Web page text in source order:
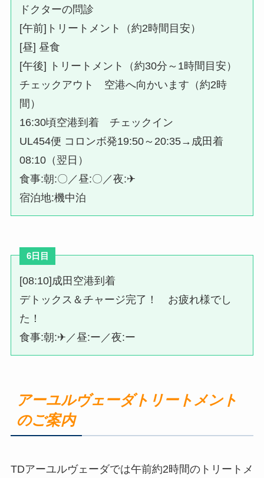
ドクターの問診
[午前]トリートメント（約2時間目安）
[昼] 昼食
[午後] トリートメント（約30分～1時間目安）
チェックアウト 空港へ向かいます（約2時
間）
16:30頃空港到着 チェックイン
UL454便 コロンボ発19:50～20:35→成田着
08:10（翌日）
食事:朝:〇／昼:〇／夜:✈
宿泊地:機中泊
6日目
[08:10]成田空港到着
デトックス＆チャージ完了！ お疲れ様でし
た！
食事:朝:✈／昼:ー／夜:ー
アーユルヴェーダトリートメント
のご案内
TDアーユルヴェーダでは午前約2時間のトリートメ